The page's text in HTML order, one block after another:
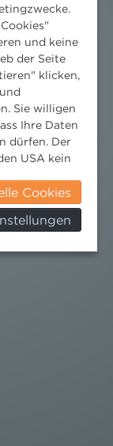
und keine
der Seite
klicken,
Sie willigen
Ihre Daten
dürfen. Der
USA kein
durch US-
und
Ihre
Cookies